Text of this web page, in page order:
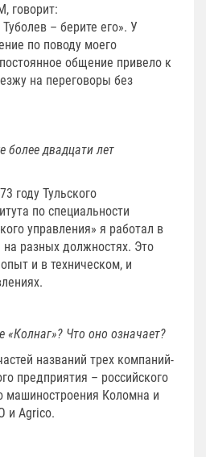
говорит:
– берите его». У
по поводу моего
общение привело к
на переговоры без
более двадцати лет
году Тульского
по специальности
управления» я работал в
разных должностях. Это
и в техническом, и
«Колнаг»? Что оно означает?
названий трех компаний-
предприятия – российского
машиностроения Коломна и
и Аgriсо.